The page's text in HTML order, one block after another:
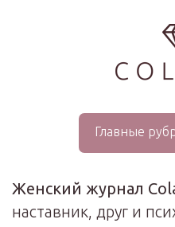
Главные
Женский журнал
наставник, друг и